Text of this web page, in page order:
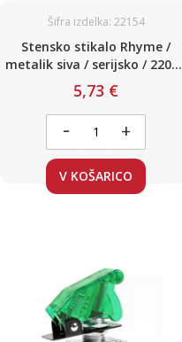
Šifra izdelka: 22154
Stensko stikalo Rhyme /
metalik siva / serijsko / 220V /
10A
5,73 €
- +
V KOŠARICO